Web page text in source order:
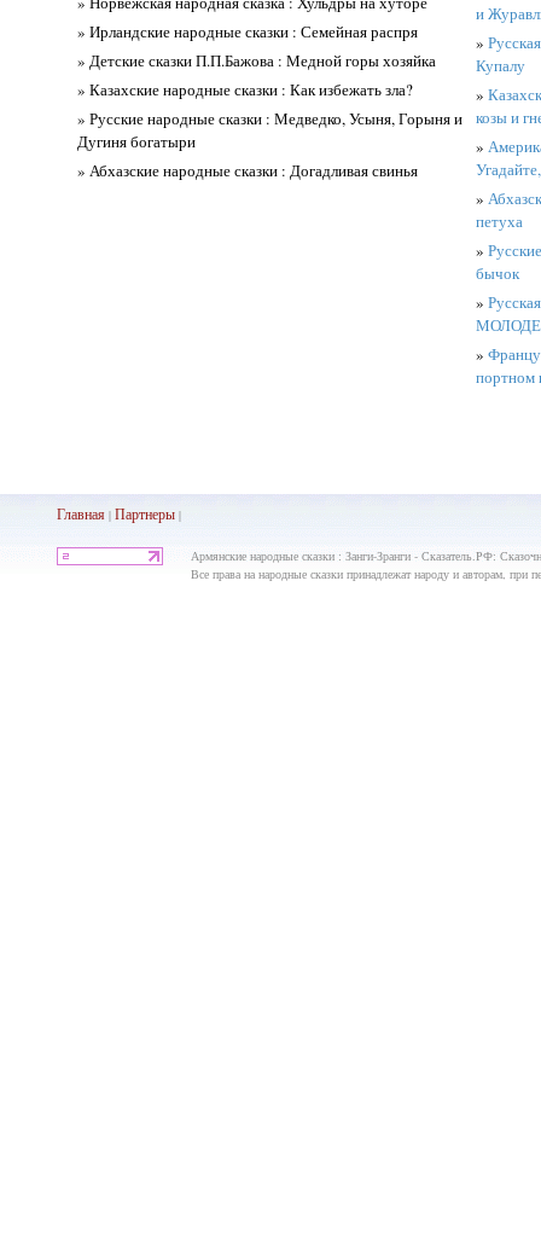
» Ирландские народные сказки : Семейная распря
» Детские сказки П.П.Бажова : Медной горы хозяйка
» Казахские народные сказки : Как избежать зла?
» Русские народные сказки : Медведко, Усыня, Горыня и
Дугиня богатыри
» Абхазские народные сказки : Догадливая свинья
и
»
Купалу
»
козы и
»
»
петуха
»
бычок
»
»
портном
Главная| Партнеры|
Армянские народные сказки : Занги-Зранги - Сказатель.РФ:
Все права на народные сказки принадлежат народу и авторам, при